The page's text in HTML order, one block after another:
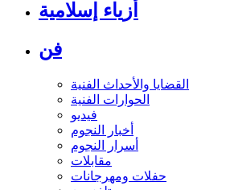
أزياء إسلامية
فن
القضايا والأحداث الفنية
الحوارات الفنية
فيديو
أخبار النجوم
أسرار النجوم
مقابلات
حفلات ومهرجانات